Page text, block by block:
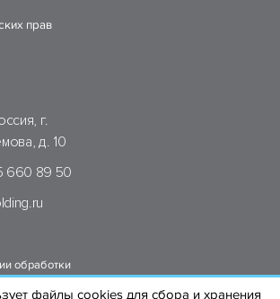
прав
г.
д. 10
660 89 50
обработки
АО «ТМХ»
файлы cookies для сбора и хранения